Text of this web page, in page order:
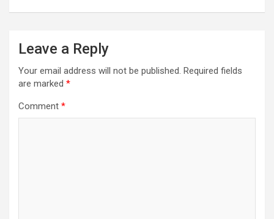
Leave a Reply
Your email address will not be published. Required fields
are marked *
Comment *